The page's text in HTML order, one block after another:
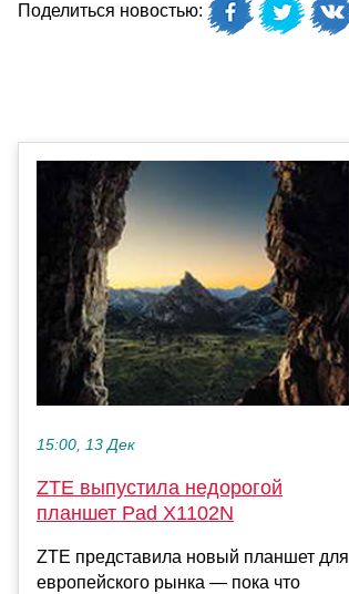
Поделиться новостью:
15:00, 13 Дек
ZTE выпустила недорогой
планшет Pad X1102N
ZTE представила новый планшет для
европейского рынка — пока что